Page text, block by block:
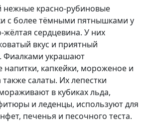
нежные красно-рубиновые
с более тёмными пятнышками у
жёлтая сердцевина. У них
вкус и приятный
Фиалками украшают
напитки, капкейки, мороженое и
салаты. Их лепестки
в кубиках льда,
и леденцы, используют для
печенья и песочного теста.